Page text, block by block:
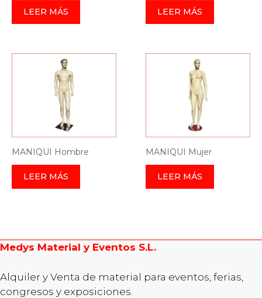
LEER MÁS LEER MÁS
MANIQUI Hombre
LEER MÁS
MANIQUI Mujer
LEER MÁS
Medys Material y Eventos S.L.
Alquiler y Venta de material para eventos, ferias,
congresos y exposiciones.